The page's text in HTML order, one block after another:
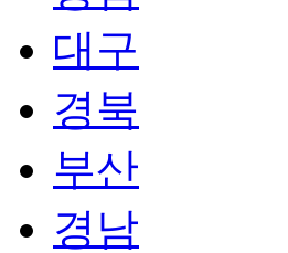
대구
경북
부산
경남